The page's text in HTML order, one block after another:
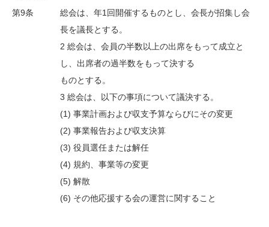
第9条
総会は、年1回開催するものとし、会長が招集し会
長を議長とする。
2 総会は、会員の半数以上の出席をもって成立と
し、出席者の過半数をもって決する
ものとする。
3 総会は、以下の事項について議決する。
(1) 事業計画および収支予算ならびにその変更
(2) 事業報告および収支決算
(3) 役員選任または解任
(4) 規約、事業等の変更
(5) 解散
(6) その他応援する会の運営に関すること